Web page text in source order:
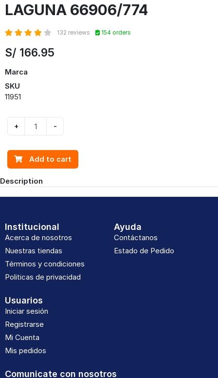
LAGUNA 66906/774
132 reviews 154 orders
S/ 166.95
Marca
SKU
11951
+ -
Add to cart
Description
Institucional
Acerca de nosotros
Nuestras tiendas
Términos y condiciones
Politicas de privacidad
Ayuda
Contáctanos
Estado de Pedido
Usuarios
Iniciar sesión
Registrarse
Mi Cuenta
Mis pedidos
Comunicate con nosotros